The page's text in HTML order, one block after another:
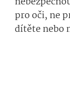
pro oči, ne
dítěte nebo